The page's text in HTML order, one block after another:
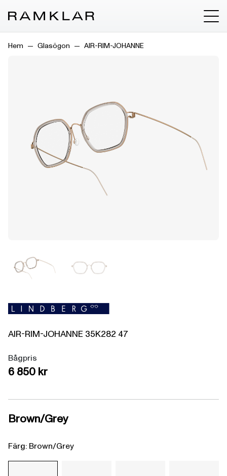
Hem Glasögon AIR-RIM-JOHANNE
AIR-RIM-JOHANNE 35K282 47
Bågpris
6 850 kr
Brown/Grey
Färg: Brown/Grey